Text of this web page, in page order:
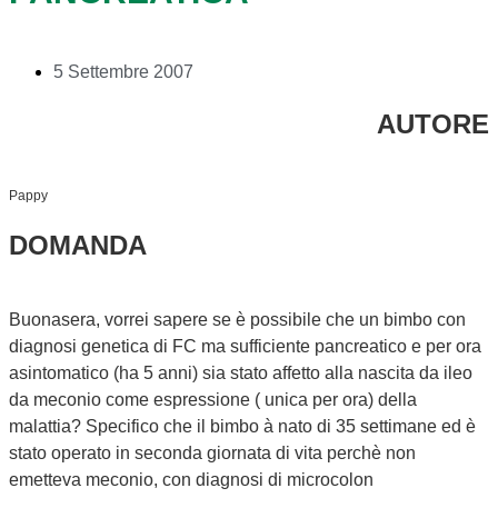
5 Settembre 2007
AUTORE
Pappy
DOMANDA
Buonasera, vorrei sapere se è possibile che un bimbo con
diagnosi genetica di FC ma sufficiente pancreatico e per ora
asintomatico (ha 5 anni) sia stato affetto alla nascita da ileo
da meconio come espressione ( unica per ora) della
malattia? Specifico che il bimbo à nato di 35 settimane ed è
stato operato in seconda giornata di vita perchè non
emetteva meconio, con diagnosi di microcolon